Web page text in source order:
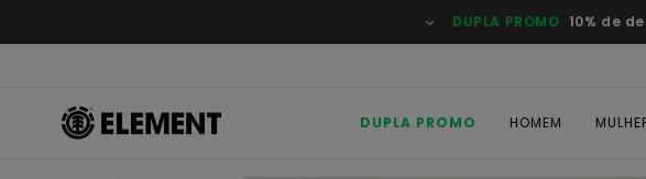
a
DUPLA PROMO 10% de
DUPLA PROMO HOMEM